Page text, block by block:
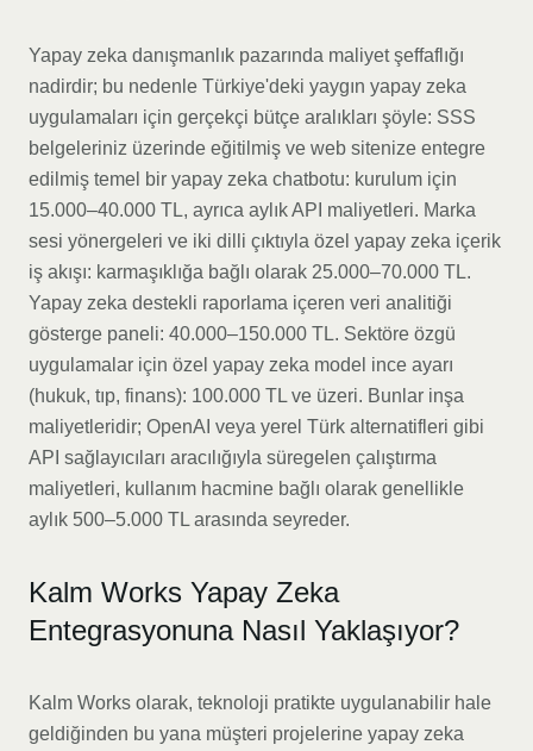
Yapay zeka danışmanlık pazarında maliyet şeffaflığı
nadirdir; bu nedenle Türkiye'deki yaygın yapay zeka
uygulamaları için gerçekçi bütçe aralıkları şöyle: SSS
belgeleriniz üzerinde eğitilmiş ve web sitenize entegre
edilmiş temel bir yapay zeka chatbotu: kurulum için
15.000–40.000 TL, ayrıca aylık API maliyetleri. Marka
sesi yönergeleri ve iki dilli çıktıyla özel yapay zeka içerik
iş akışı: karmaşıklığa bağlı olarak 25.000–70.000 TL.
Yapay zeka destekli raporlama içeren veri analitiği
gösterge paneli: 40.000–150.000 TL. Sektöre özgü
uygulamalar için özel yapay zeka model ince ayarı
(hukuk, tıp, finans): 100.000 TL ve üzeri. Bunlar inşa
maliyetleridir; OpenAI veya yerel Türk alternatifleri gibi
API sağlayıcıları aracılığıyla süregelen çalıştırma
maliyetleri, kullanım hacmine bağlı olarak genellikle
aylık 500–5.000 TL arasında seyreder.
Kalm Works Yapay Zeka
Entegrasyonuna Nasıl Yaklaşıyor?
Kalm Works olarak, teknoloji pratikte uygulanabilir hale
geldiğinden bu yana müşteri projelerine yapay zeka